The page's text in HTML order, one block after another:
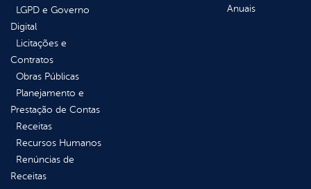
LGPD e Governo
Digital
Licitações e
Contratos
Obras Públicas
Planejamento e
Prestação de Contas
Receitas
Recursos Humanos
Renúncias de
Receitas
Anuais